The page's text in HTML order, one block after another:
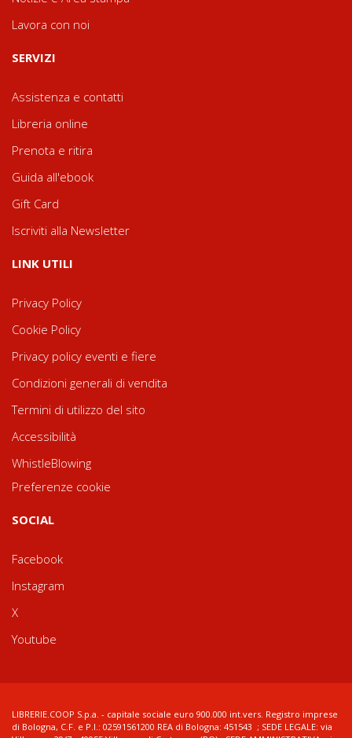
Lavora con noi
SERVIZI
Assistenza e contatti
Libreria online
Prenota e ritira
Guida all'ebook
Gift Card
Iscriviti alla Newsletter
LINK UTILI
Privacy Policy
Cookie Policy
Privacy policy eventi e fiere
Condizioni generali di vendita
Termini di utilizzo del sito
Accessibilità
WhistleBlowing
Preferenze cookie
SOCIAL
Facebook
Instagram
X
Youtube
LIBRERIE.COOP S.p.a. - capitale sociale euro 900.000 int.vers. Registro imprese
di Bologna, C.F. e P.I.: 02591561200 REA di Bologna: 451543 ; SEDE LEGALE: via